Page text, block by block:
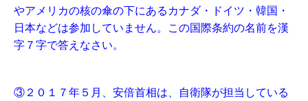
やアメリカの核の傘の下にあるカナダ・ドイツ・韓国・
日本などは参加していません。この国際条約の名前を漢
字７字で答えなさい。
③２０１７年５月、安倍首相は、自衛隊が担当している